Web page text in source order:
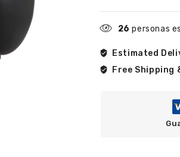
26 personas
Estimated
Free Shipping